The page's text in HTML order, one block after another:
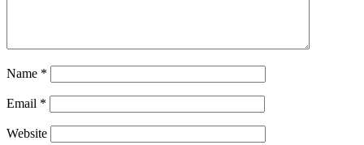
Name *
Email *
Website